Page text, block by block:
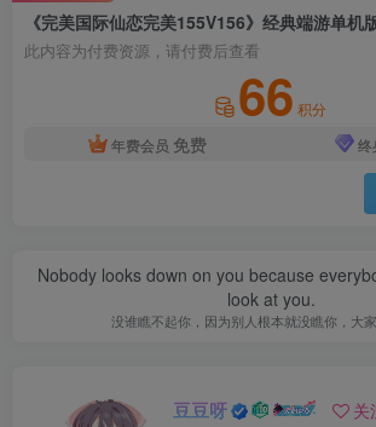
此内容为付费资源，请付费后查看
66 积分
年费会员 免费 终
Nobody looks down on you because
look at you.
没谁瞧不起你，因为别人根本就没瞧你，大
豆豆呀 关